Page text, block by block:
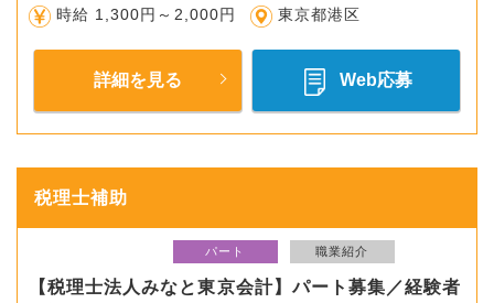
時給 1,300円～2,000円 東京都港区
詳細を見る Web応募
税理士補助
パート 職業紹介
【税理士法人みなと東京会計】パート募集／経験者